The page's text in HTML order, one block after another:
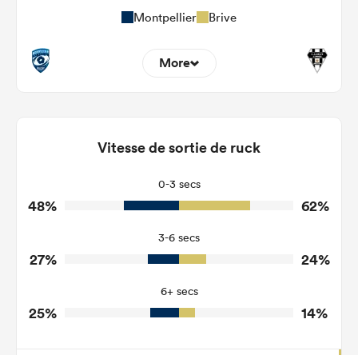
Montpellier Brive
More
Tackles Made
Tackles Missed
3
6
0
3
Tackle Offload Allowed
Vitesse de sortie de ruck
0-3 secs
48% 62%
3-6 secs
27% 24%
6+ secs
25% 14%